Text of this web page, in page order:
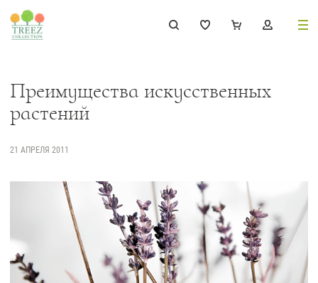
Каталог
239
Растения, кусты, мох и трава
Ампельные растения 70
Кашпо 256
Преимущества искусственных
растений
21 АПРЕЛЯ 2011